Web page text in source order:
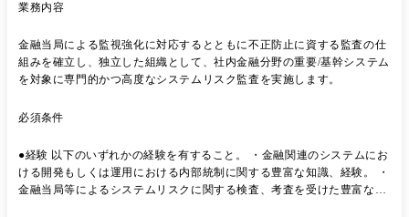
業務内容
金融当局による監視強化に対応するとともに不正防止に資する監査の仕
組みを確立し、独立した組織として、社内金融分野の重要/基幹システム
を対象に専門的かつ高度なシステムリスク監査を実施します。
必須条件
●経験 以下のいずれかの経験を有すること。 ・金融関連のシステムにお
ける開発もしくは運用における内部統制に関する豊富な知識、経験。 ・
金融当局等によるシステムリスクに関する検査、考査を受けた豊富な経